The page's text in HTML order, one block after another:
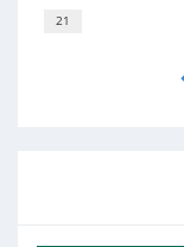
21